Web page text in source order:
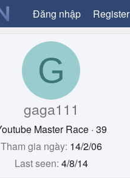
Đăng nhập Register
G
gaga111
Master Race · 39
Tham gia ngày 14/2/06
Last seen 4/8/14